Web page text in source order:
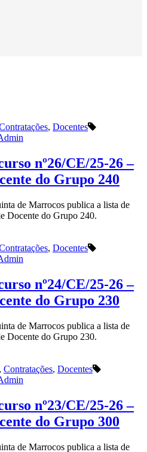
, Docentes
nº26/CE/25-26 –
do Grupo 240
de Marrocos publica a lista de
Docente do Grupo 240.
, Docentes
nº24/CE/25-26 –
do Grupo 230
de Marrocos publica a lista de
Docente do Grupo 230.
, Contratações, Docentes
nº23/CE/25-26 –
do Grupo 300
de Marrocos publica a lista de